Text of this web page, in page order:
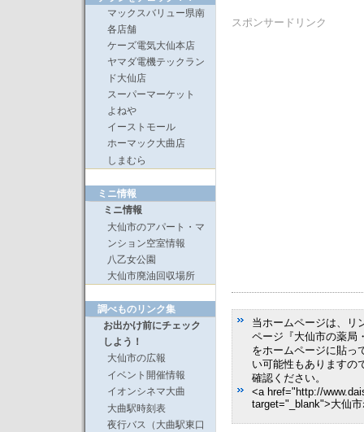
マックスバリュー県南
各店舗
ケーズ電気大仙本店
ヤマダ電機テックラン
ド大仙店
スーパーマーケット
よねや
イーストモール
ホーマック大曲店
しまむら
ミニ情報
ミニ情報
大仙市のアパート・マ
ンション空室情報
八乙女公園
大仙市廃油回収場所
調べものリンク集
お出かけ前にチェック
しよう！
大仙市の広報
イベント開催情報
イオンシネマ大曲
大曲駅時刻表
夜行バス（大曲駅東口
スポンサードリンク
当ホームページは、リ
ページ『大仙市の薬局
をホームページに貼っ
い可能性もありますの
確認ください。
<a href="http://
target="_blank">大仙